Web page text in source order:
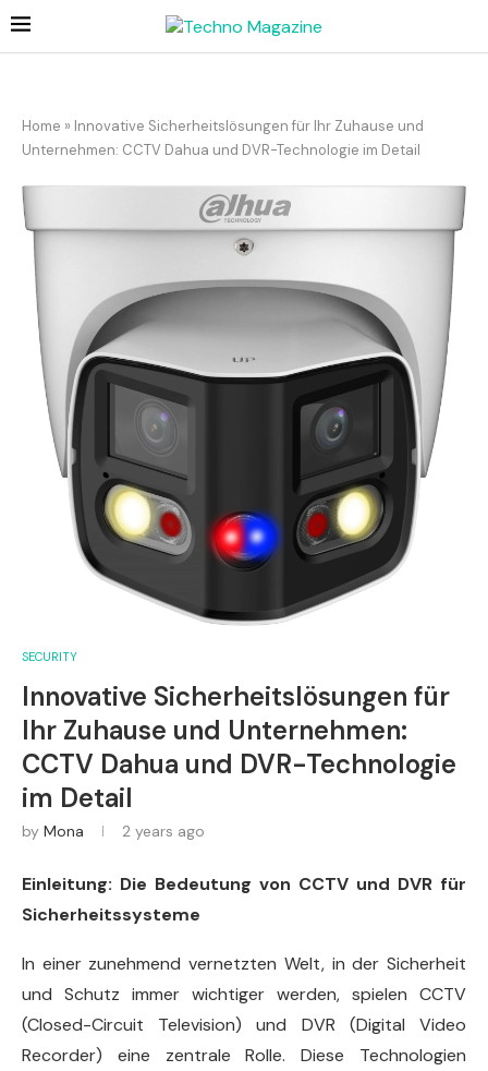
Home » Innovative Sicherheitslösungen für Ihr Zuhause und
Unternehmen: CCTV Dahua und DVR-Technologie im Detail
SECURITY
Innovative Sicherheitslösungen für
Ihr Zuhause und Unternehmen:
CCTV Dahua und DVR-Technologie
im Detail
by Mona 2 years ago
Einleitung: Die Bedeutung von CCTV und DVR für
Sicherheitssysteme
In einer zunehmend vernetzten Welt, in der Sicherheit
und Schutz immer wichtiger werden, spielen CCTV
(Closed-Circuit Television) und DVR (Digital Video
Recorder) eine zentrale Rolle. Diese Technologien